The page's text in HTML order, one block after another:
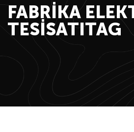
FABRIKA
TESISATITAG